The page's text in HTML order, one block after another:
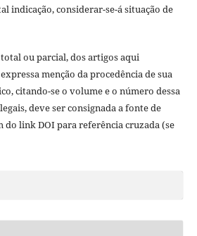
indicação, considerar-se-á situação de
ou parcial, dos artigos aqui
menção da procedência de sua
citando-se o volume e o número dessa
deve ser consignada a fonte de
do link DOI para referência cruzada (se